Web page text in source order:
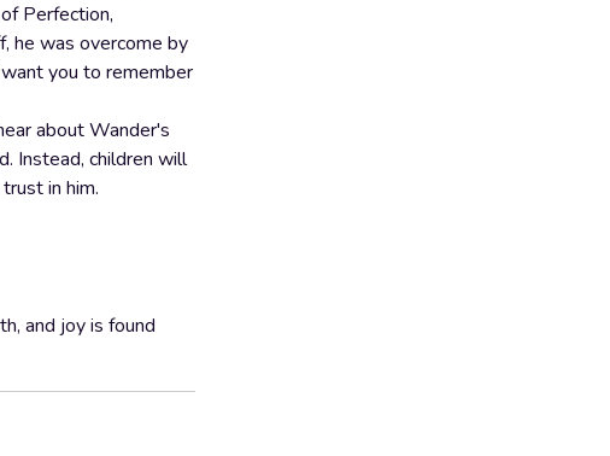
Perfection,
he was overcome by
you to remember
about Wander's
Instead, children will
in him.
and joy is found